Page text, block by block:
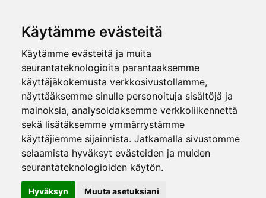
Käytämme evästeitä
Käytämme evästeitä ja muita
seurantateknologioita parantaaksemme
käyttäjäkokemusta verkkosivustollamme,
näyttääksemme sinulle personoituja sisältöjä ja
mainoksia, analysoidaksemme verkkoliikennettä
sekä lisätäksemme ymmärrystämme
käyttäjiemme sijainnista. Jatkamalla sivustomme
selaamista hyväksyt evästeiden ja muiden
seurantateknologioiden käytön.
Hyväksyn Muuta asetuksiani